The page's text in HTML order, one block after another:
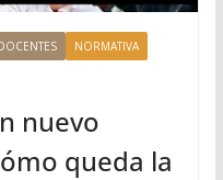
NORMATIVA
nuevo
queda la